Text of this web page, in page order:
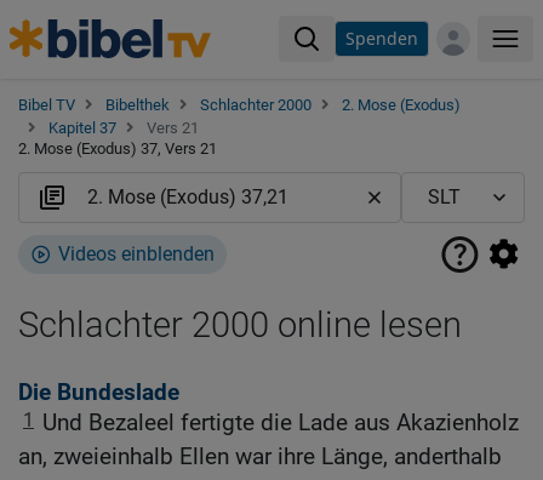
Spenden
Bibel TV Bibelthek Schlachter 2000
2. Mose (Exodus)
Kapitel 37
Vers 21
2. Mose (Exodus) 37, Vers 21
Videos einblenden
Schlachter 2000 online lesen
Die Bundeslade
1
Und Bezaleel fertigte die Lade aus Akazienholz
an, zweieinhalb Ellen war ihre Länge, anderthalb